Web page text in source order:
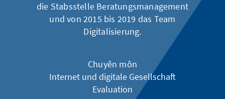
die Stabsstelle Beratungsmanagement
und von 2015 bis 2019 das Team
Digitalisierung.
Chuyên môn
Internet und digitale Gesellschaft
Evaluation